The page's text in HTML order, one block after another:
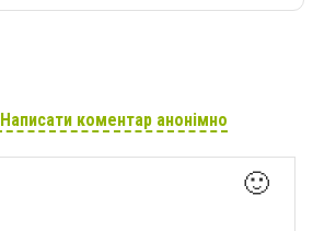
Написати коментар анонімно
🙂